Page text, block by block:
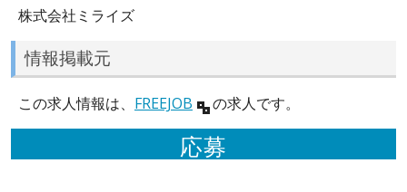
株式会社ミライズ
情報掲載元
この求人情報は、 FREEJOB の求人です。
応募